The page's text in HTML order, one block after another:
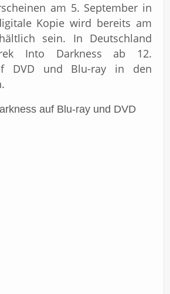
am 5. September in
Kopie wird bereits am
sein. In Deutschland
Into Darkness ab 12.
DVD und Blu-ray in den
auf Blu-ray und DVD